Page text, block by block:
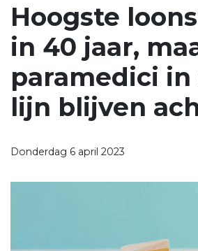
Hoogste
in 40 jaar,
paramedici in
lijn blijven
Donderdag 6 april 2023